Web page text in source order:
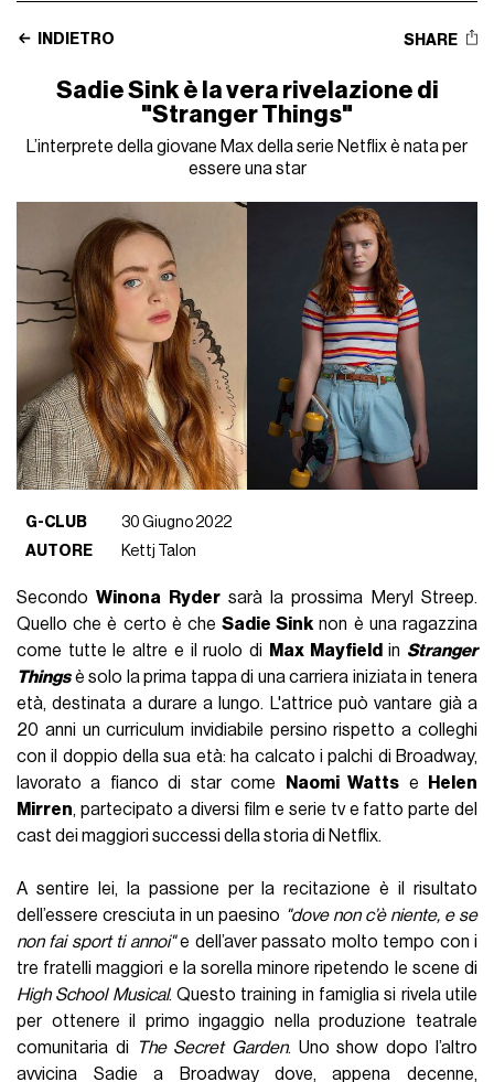
INDIETRO SHARE
Sadie Sink è la vera rivelazione di
"Stranger Things"
L’interprete della giovane Max della serie Netflix è nata per
essere una star
G-CLUB
30 Giugno 2022
AUTORE
Kettj Talon
SecondoWinona Rydersarà la prossima Meryl Streep.
Quello che è certo è cheSadie Sink non è una ragazzina
come tutte le altre e il ruolo di
Max Mayfield in Stranger
Thingsè solo la prima tappa di una carriera iniziata in tenera
età, destinata a durare a lungo. L'attrice può vantare già a
20 anni un curriculum invidiabile persino rispetto a colleghi
con il doppio della sua età: ha calcato i palchi di Broadway,
lavorato a fianco di star come
Naomi Watts e
Helen
Mirren, partecipato a diversi film e serie tv e fatto parte del
cast dei maggiori successi della storia di Netflix.
A sentire lei, la passione per la recitazione è il risultato
dell’essere cresciuta in un paesino "dove non c’è niente, e se
non fai sport ti annoi"e dell’aver passato molto tempo con i
tre fratelli maggiori e la sorella minore ripetendo le scene di
High School Musical. Questo training in famiglia si rivela utile
per ottenere il primo ingaggio nella produzione teatrale
comunitaria di
The Secret Garden. Uno show dopo l’altro
avvicina Sadie a Broadway dove, appena decenne,